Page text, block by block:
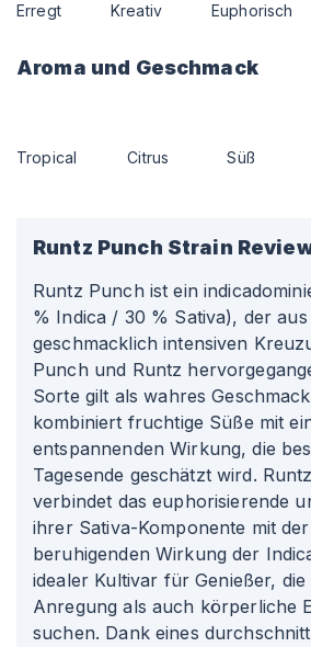
Erregt Kreativ Euphorisch
Aroma und Geschmack
Tropical Citrus Süß
Runtz Punch Strain
Runtz Punch ist ein
% Indica / 30 % Sativa), der
geschmacklich intensiven
Punch und Runtz
Sorte gilt als wahres
kombiniert fruchtige Süße mit
entspannenden Wirkung, die
Tagesende geschätzt wird.
verbindet das euphorisierende
ihrer Sativa-Komponente mit
beruhigenden Wirkung der
idealer Kultivar für Genießer, die
Anregung als auch körperliche
suchen. Dank eines